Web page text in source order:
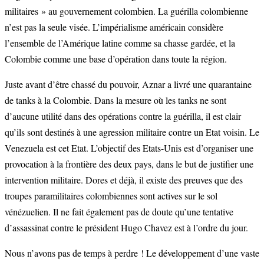
militaires » au gouvernement colombien. La guérilla colombienne
n’est pas la seule visée. L’impérialisme américain considère
l’ensemble de l’Amérique latine comme sa chasse gardée, et la
Colombie comme une base d’opération dans toute la région.
Juste avant d’être chassé du pouvoir, Aznar a livré une quarantaine
de tanks à la Colombie. Dans la mesure où les tanks ne sont
d’aucune utilité dans des opérations contre la guérilla, il est clair
qu’ils sont destinés à une agression militaire contre un Etat voisin. Le
Venezuela est cet Etat. L’objectif des Etats-Unis est d’organiser une
provocation à la frontière des deux pays, dans le but de justifier une
intervention militaire. Dores et déjà, il existe des preuves que des
troupes paramilitaires colombiennes sont actives sur le sol
vénézuelien. Il ne fait également pas de doute qu’une tentative
d’assassinat contre le président Hugo Chavez est à l’ordre du jour.
Nous n’avons pas de temps à perdre ! Le développement d’une vaste